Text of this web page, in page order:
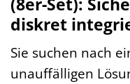
diskret
Sie suchen nach
unauffälligen